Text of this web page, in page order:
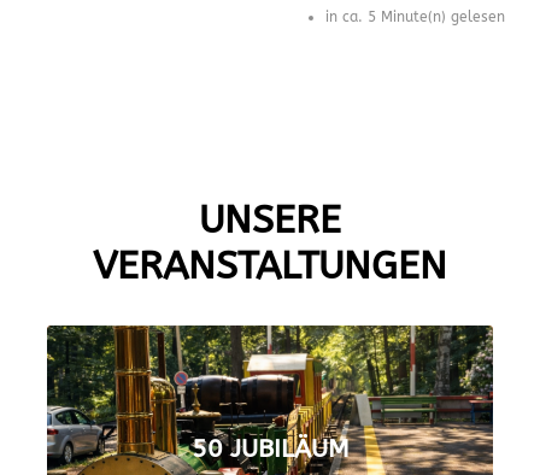
in ca. 5 Minute(n) gelesen
UNSERE
VERANSTALTUNGEN
50 JUBILÄUM